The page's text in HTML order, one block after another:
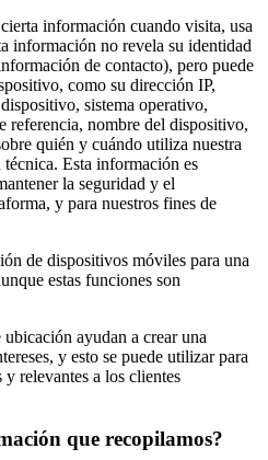
información cuando visita, usa
información no revela su identidad
de contacto), pero puede
como su dirección IP,
sistema operativo,
referencia, nombre del dispositivo,
quién y cuándo utiliza nuestra
Esta información es
la seguridad y el
y para nuestros fines de
de dispositivos móviles para una
estas funciones son
ubicación ayudan a crear una
y esto se puede utilizar para
relevantes a los clientes
que recopilamos?